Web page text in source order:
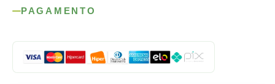
PAGAMENTO